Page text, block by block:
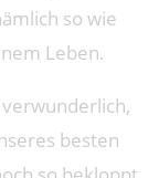
so wie
Leben.
besten